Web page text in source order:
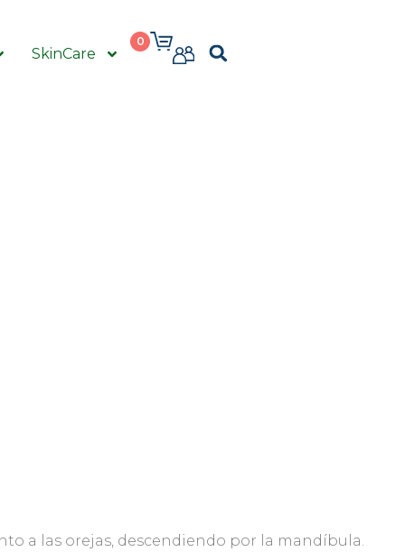
SkinCare
0
a las orejas, descendiendo por la mandíbula.